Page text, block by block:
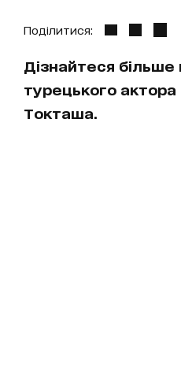
Поділитися:
Дізнайтеся більше
турецького
Токташа.